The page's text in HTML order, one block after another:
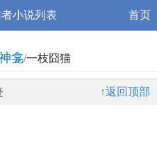
小说列表 首页
龛/一枝囧猫
↑返回顶部